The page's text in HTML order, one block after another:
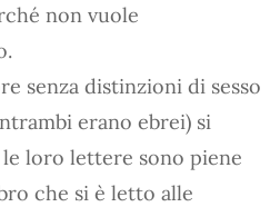
non vuole
senza distinzioni di sesso
erano ebrei) si
loro lettere sono piene
che si è letto alle